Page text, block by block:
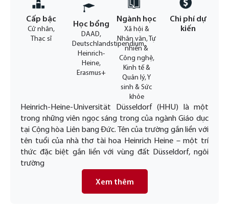
Cấp bậc
Cử nhân,
Thạc sĩ
Học bổng
DAAD,
Deutschlandstipendium,
Heinrich-
Heine,
Erasmus+
Ngành học
Xã hội &
Nhân văn, Tự
nhiên &
Công nghệ,
Kinh tế &
Quản lý, Y
sinh & Sức
khỏe
Chi phí dự
kiến
Heinrich-Heine-Universität Düsseldorf (HHU) là một
trong những viên ngọc sáng trong của ngành Giáo dục
tại Cộng hòa Liên bang Đức. Tên của trường gắn liền với
tên tuổi của nhà thơ tài hoa Heinrich Heine – một trí
thức đặc biệt gắn liền với vùng đất Düsseldorf, ngôi
trường
Xem thêm